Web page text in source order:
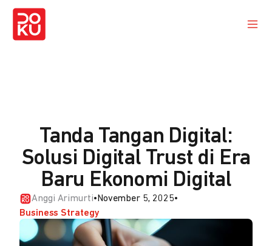
Tanda Tangan Digital:
Solusi Digital Trust di Era
Baru Ekonomi Digital
Anggi Arimurti• November 5, 2025•
Business Strategy